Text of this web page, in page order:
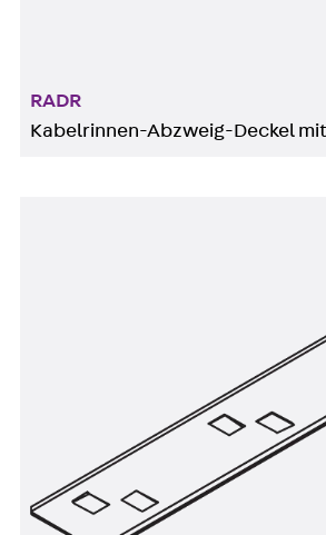
RADR
Kabelrinnen-Abzweig-Deckel